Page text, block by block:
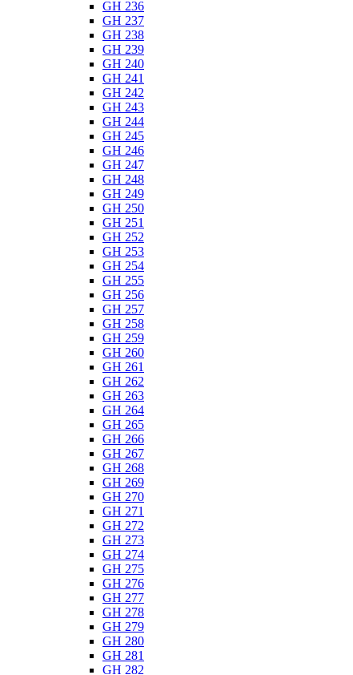
GH 236
GH 237
GH 238
GH 239
GH 240
GH 241
GH 242
GH 243
GH 244
GH 245
GH 246
GH 247
GH 248
GH 249
GH 250
GH 251
GH 252
GH 253
GH 254
GH 255
GH 256
GH 257
GH 258
GH 259
GH 260
GH 261
GH 262
GH 263
GH 264
GH 265
GH 266
GH 267
GH 268
GH 269
GH 270
GH 271
GH 272
GH 273
GH 274
GH 275
GH 276
GH 277
GH 278
GH 279
GH 280
GH 281
GH 282